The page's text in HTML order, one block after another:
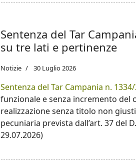
Sentenza del Tar
su tre lati e pertinenze
Notizie 30 Luglio 2026
Sentenza del Tar Campania n.
funzionale e senza incremento del
realizzazione senza titolo non
pecuniaria prevista dall’art. 37 del
29.07.2026)